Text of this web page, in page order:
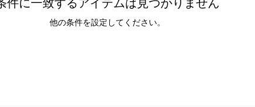
件に一致するアイテムは見つかりません
他の条件を設定してください。